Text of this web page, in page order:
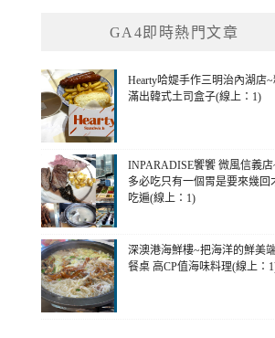
GA4即時熱門文章
Hearty哈媞手作三明治內湖店
滿出韓式土司盒子(線上：1)
INPARADISE饗饗 微風信義
多必吃只有一個胃是要來幾回
吃遍(線上：1)
深澳港海鮮樓~把海洋的鮮美
餐桌 高CP值海味料理(線上：